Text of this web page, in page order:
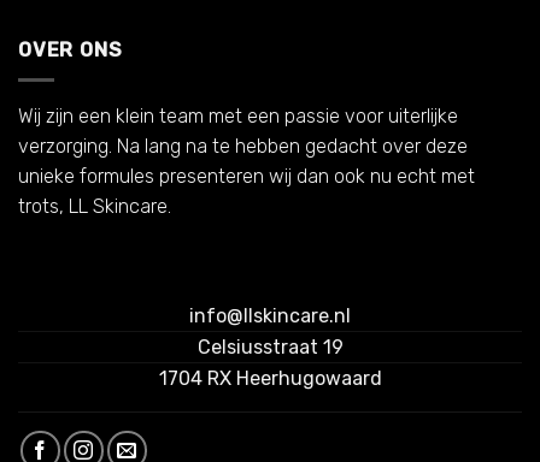
OVER ONS
Wij zijn een klein team met een passie voor uiterlijke
verzorging. Na lang na te hebben gedacht over deze
unieke formules presenteren wij dan ook nu echt met
trots, LL Skincare.
info@llskincare.nl
Celsiusstraat 19
1704 RX Heerhugowaard